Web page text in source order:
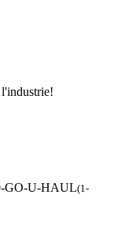
GO-U-HAUL(1-